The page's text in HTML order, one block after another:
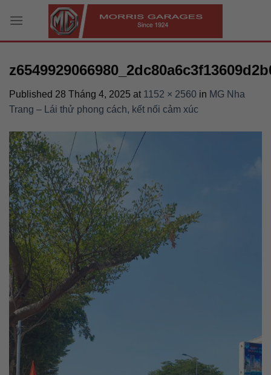
Published 28 Tháng 4, 2025 at 1152 × 2560 in MG Nha
Trang – Lái thử phong cách, kết nối cảm xúc